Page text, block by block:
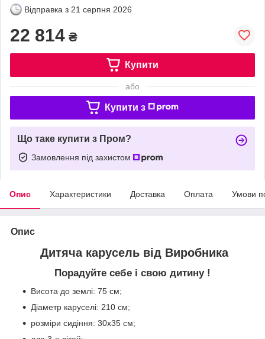
Відправка з 21 серпня 2026
22 814 ₴
Купити
або
Купити з
Що таке купити з Пром?
Замовлення під захистом
Опис Характеристики Доставка Оплата Умови
Опис
Дитяча карусель від Виробника
Порадуйте себе і свою дитину !
Висота до землі: 75 см;
Діаметр каруселі: 210 см;
розміри сидіння: 30х35 см;